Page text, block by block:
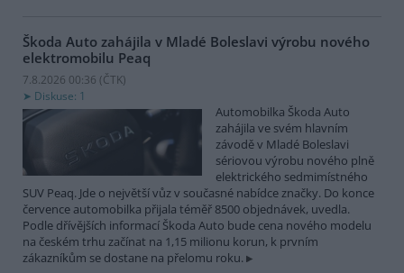
Škoda Auto zahájila v Mladé Boleslavi výrobu nového
elektromobilu Peaq
7.8.2026 00:36 (ČTK)
Diskuse: 1
Automobilka Škoda Auto
zahájila ve svém hlavním
závodě v Mladé Boleslavi
sériovou výrobu nového plně
elektrického sedmimístného
SUV Peaq. Jde o největší vůz v současné nabídce značky. Do konce
července automobilka přijala téměř 8500 objednávek, uvedla.
Podle dřívějších informací Škoda Auto bude cena nového modelu
na českém trhu začínat na 1,15 milionu korun, k prvním
zákazníkům se dostane na přelomu roku.